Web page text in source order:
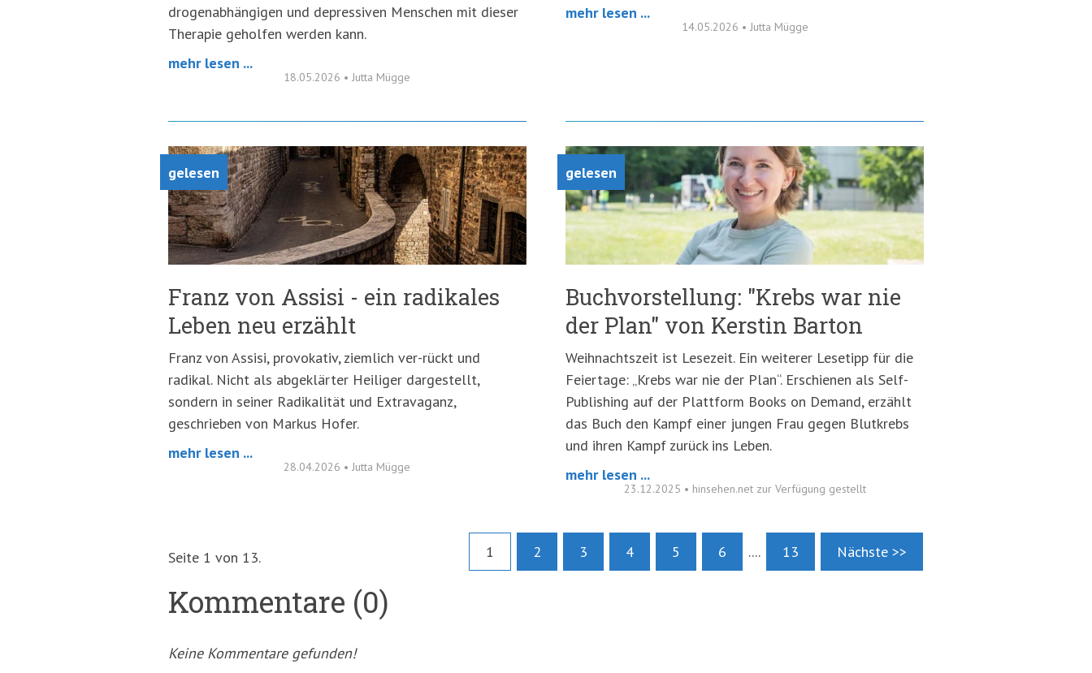
drogenabhängigen und depressiven Menschen mit dieser
Therapie geholfen werden kann.
mehr lesen ...
18.05.2026 •Jutta Mügge
mehr lesen ...
14.05.2026 • Jutta Mügge
gelesen
Franz von Assisi - ein radikales
Leben neu erzählt
Franz von Assisi, provokativ, ziemlich ver-rückt und
radikal. Nicht als abgeklärter Heiliger dargestellt,
sondern in seiner Radikalität und Extravaganz,
geschrieben von Markus Hofer.
mehr lesen ...
28.04.2026 •Jutta Mügge
gelesen
Buchvorstellung: "Krebs war nie
der Plan" von Kerstin Barton
Weihnachtszeit ist Lesezeit. Ein weiterer Lesetipp für die
Feiertage: „Krebs war nie der Plan“. Erschienen als Self-
Publishing auf der Plattform Books on Demand, erzählt
das Buch den Kampf einer jungen Frau gegen Blutkrebs
und ihren Kampf zurück ins Leben.
mehr lesen ...
23.12.2025 • hinsehen.net zur Verfügung gestellt
Seite 1 von 13. 1 2 3 4 5 6 .... 13 Nächste >>
Kommentare (0)
Keine Kommentare gefunden!